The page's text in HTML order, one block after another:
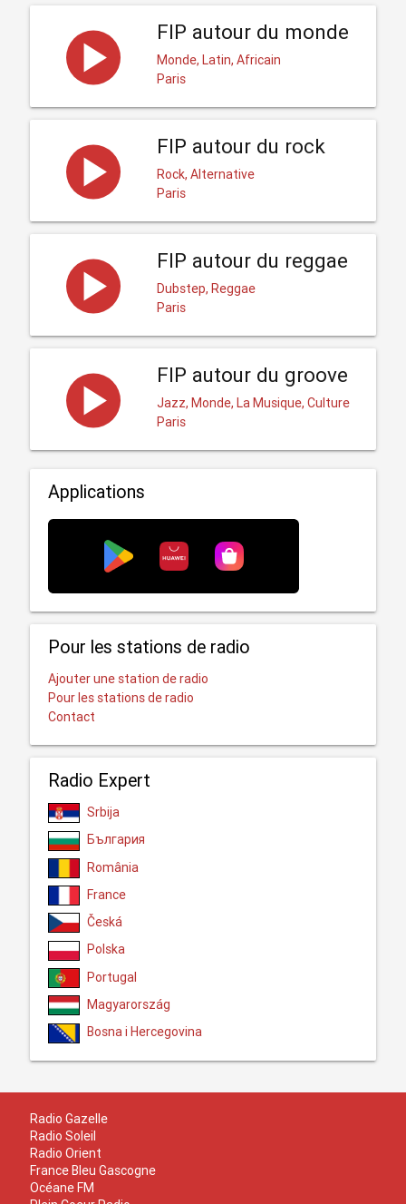
FIP autour du monde
Monde, Latin, Africain
Paris
FIP autour du rock
Rock, Alternative
Paris
FIP autour du reggae
Dubstep, Reggae
Paris
FIP autour du groove
Jazz, Monde, La Musique, Culture
Paris
Applications
Pour les stations de radio
Ajouter une station de radio
Pour les stations de radio
Contact
Radio Expert
Srbija
България
România
France
Česká
Polska
Portugal
Magyarország
Bosna i Hercegovina
Radio Gazelle
Radio Soleil
Radio Orient
France Bleu Gascogne
Océane FM